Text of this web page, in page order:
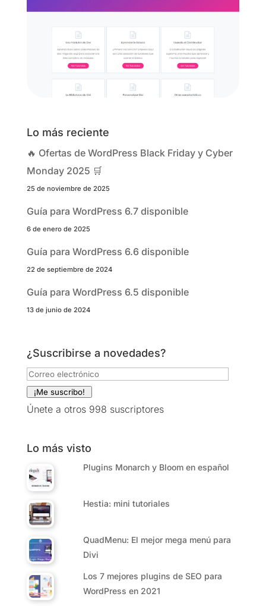
Lo más reciente
🔥 Ofertas de WordPress Black Friday y Cyber
Monday 2025 🛒
25 de noviembre de 2025
Guía para WordPress 6.7 disponible
6 de enero de 2025
Guía para WordPress 6.6 disponible
22 de septiembre de 2024
Guía para WordPress 6.5 disponible
13 de junio de 2024
¿Suscribirse a novedades?
Correo
electrónico
¡Me suscribo!
Únete a otros 998 suscriptores
Lo más visto
Plugins Monarch y Bloom en español
Hestia: mini tutoriales
QuadMenu: El mejor mega menú para
Divi
Los 7 mejores plugins de SEO para
WordPress en 2021